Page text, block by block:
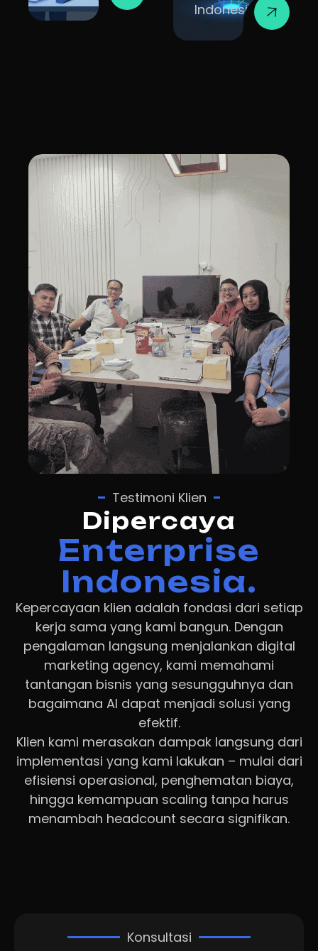
Indonesia.
Testimoni Klien
Dipercaya
Enterprise
Indonesia.
Kepercayaan klien adalah fondasi dari setiap
kerja sama yang kami bangun. Dengan
pengalaman langsung menjalankan digital
marketing agency, kami memahami
tantangan bisnis yang sesungguhnya dan
bagaimana AI dapat menjadi solusi yang
efektif.
Klien kami merasakan dampak langsung dari
implementasi yang kami lakukan – mulai dari
efisiensi operasional, penghematan biaya,
hingga kemampuan scaling tanpa harus
menambah headcount secara signifikan.
Konsultasi